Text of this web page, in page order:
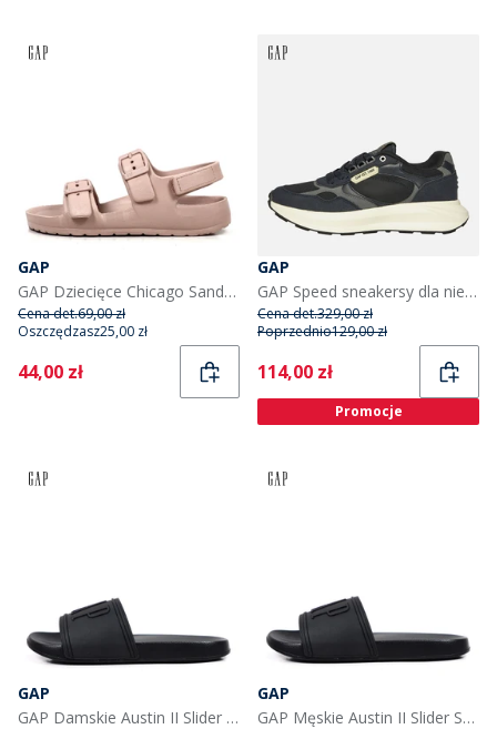
GAP
GAP Dziecięce Chicago Sandały Różowy
Cena det.69,00 zł
Oszczędzasz25,00 zł
Current
44,00 zł
GAP
GAP Speed sneakersy dla niego kolor granatowy
Cena det.329,00 zł
Poprzednio129,00 zł
Current
114,00 zł
Promocje
GAP
GAP Damskie Austin II Slider Sandały Czarny
GAP
GAP Męskie Austin II Slider Sandały Czarny